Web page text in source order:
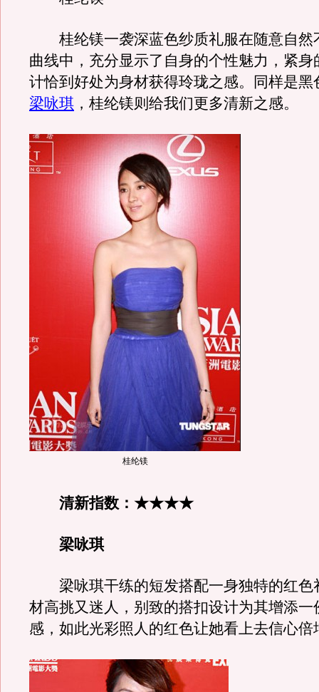
桂纶镁一袭深蓝色纱质礼服在随意自然
曲线中，充分显示了自身的个性魅力，紧身
计恰到好处为身材获得玲珑之感。同样是黑
梁咏琪 ，桂纶镁则给我们更多清新之感。
桂纶镁
清新指数：★★★★
梁咏琪
梁咏琪干练的短发搭配一身独特的红色
材高挑又迷人，别致的搭扣设计为其增添一
感，如此光彩照人的红色让她看上去信心倍